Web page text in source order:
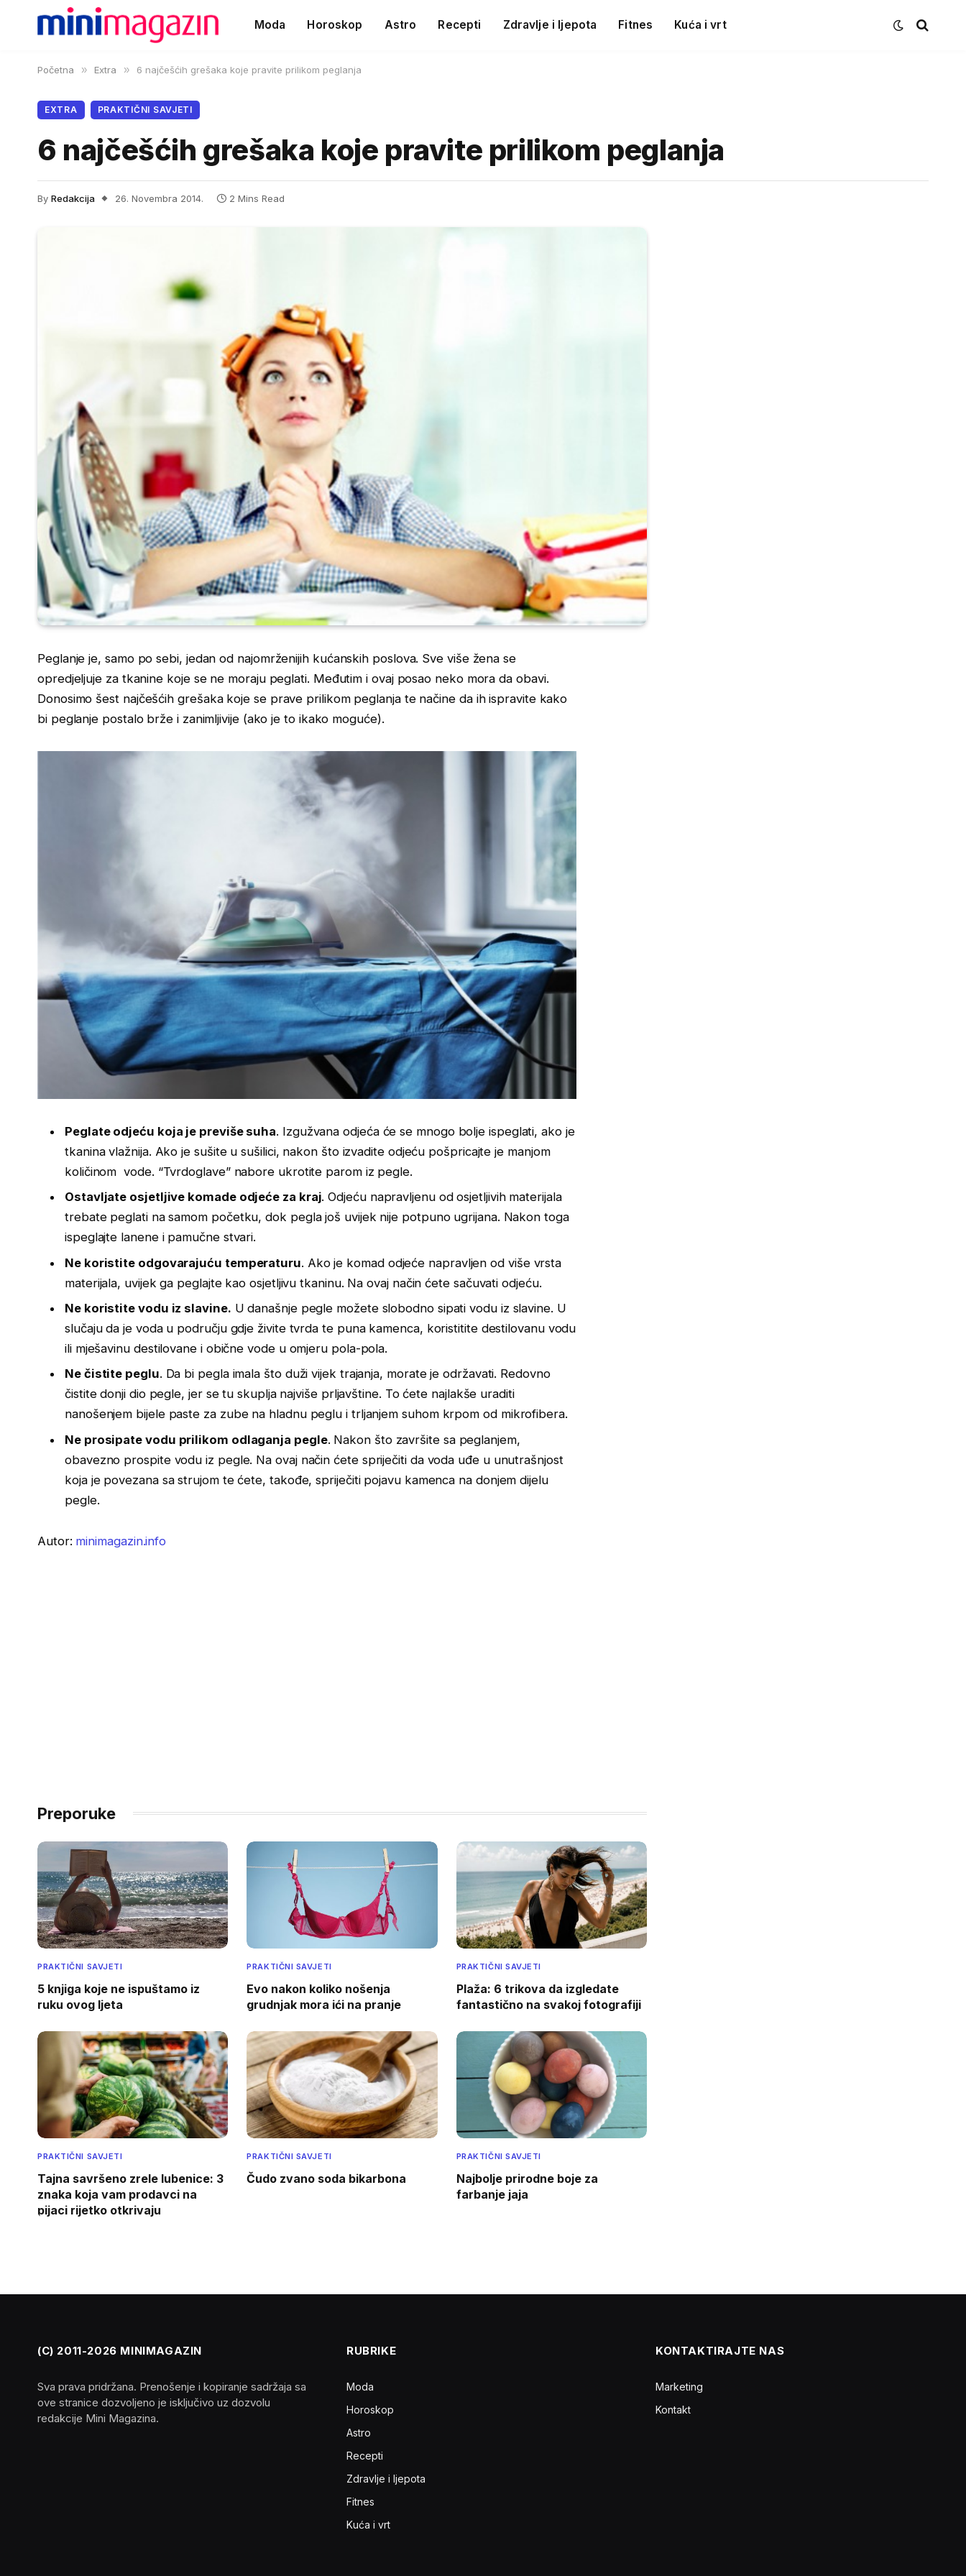
Moda Horoskop Astro Recepti Zdravlje i ljepota Fitnes Kuća i vrt
Početna » Extra » 6 najčešćih grešaka koje pravite prilikom peglanja
EXTRA PRAKTIČNI SAVJETI
6 najčešćih grešaka koje pravite prilikom peglanja
By Redakcija 26. Novembra 2014. 2 Mins Read
Peglanje je, samo po sebi, jedan od najomrženijih kućanskih poslova. Sve više žena se
opredjeljuje za tkanine koje se ne moraju peglati. Međutim i ovaj posao neko mora da obavi.
Donosimo šest najčešćih grešaka koje se prave prilikom peglanja te načine da ih ispravite kako
bi peglanje postalo brže i zanimljivije (ako je to ikako moguće).
Peglate odjeću koja je previše suha. Izgužvana odjeća će se mnogo bolje ispeglati, ako je
tkanina vlažnija. Ako je sušite u sušilici, nakon što izvadite odjeću pošpricajte je manjom
količinom vode. “Tvrdoglave” nabore ukrotite parom iz pegle.
Ostavljate osjetljive komade odjeće za kraj. Odjeću napravljenu od osjetljivih materijala
trebate peglati na samom početku, dok pegla još uvijek nije potpuno ugrijana. Nakon toga
ispeglajte lanene i pamučne stvari.
Ne koristite odgovarajuću temperaturu. Ako je komad odjeće napravljen od više vrsta
materijala, uvijek ga peglajte kao osjetljivu tkaninu. Na ovaj način ćete sačuvati odjeću.
Ne koristite vodu iz slavine. U današnje pegle možete slobodno sipati vodu iz slavine. U
slučaju da je voda u području gdje živite tvrda te puna kamenca, koristitite destilovanu vodu
ili mješavinu destilovane i obične vode u omjeru pola-pola.
Ne čistite peglu. Da bi pegla imala što duži vijek trajanja, morate je održavati. Redovno
čistite donji dio pegle, jer se tu skuplja najviše prljavštine. To ćete najlakše uraditi
nanošenjem bijele paste za zube na hladnu peglu i trljanjem suhom krpom od mikrofibera.
Ne prosipate vodu prilikom odlaganja pegle. Nakon što završite sa peglanjem,
obavezno prospite vodu iz pegle. Na ovaj način ćete spriječiti da voda uđe u unutrašnjost
koja je povezana sa strujom te ćete, takođe, spriječiti pojavu kamenca na donjem dijelu
pegle.
Autor: minimagazin.info
Preporuke
PRAKTIČNI SAVJETI
5 knjiga koje ne ispuštamo iz
ruku ovog ljeta
PRAKTIČNI SAVJETI
Evo nakon koliko nošenja
grudnjak mora ići na pranje
PRAKTIČNI SAVJETI
Plaža: 6 trikova da izgledate
fantastično na svakoj fotografiji
PRAKTIČNI SAVJETI
Tajna savršeno zrele lubenice: 3
znaka koja vam prodavci na
pijaci rijetko otkrivaju
PRAKTIČNI SAVJETI
Čudo zvano soda bikarbona
PRAKTIČNI SAVJETI
Najbolje prirodne boje za
farbanje jaja
(C) 2011-2026 MINIMAGAZIN
Sva prava pridržana. Prenošenje i kopiranje sadržaja sa
ove stranice dozvoljeno je isključivo uz dozvolu
redakcije Mini Magazina.
RUBRIKE
Moda
Horoskop
Astro
Recepti
Zdravlje i ljepota
Fitnes
Kuća i vrt
KONTAKTIRAJTE NAS
Marketing
Kontakt